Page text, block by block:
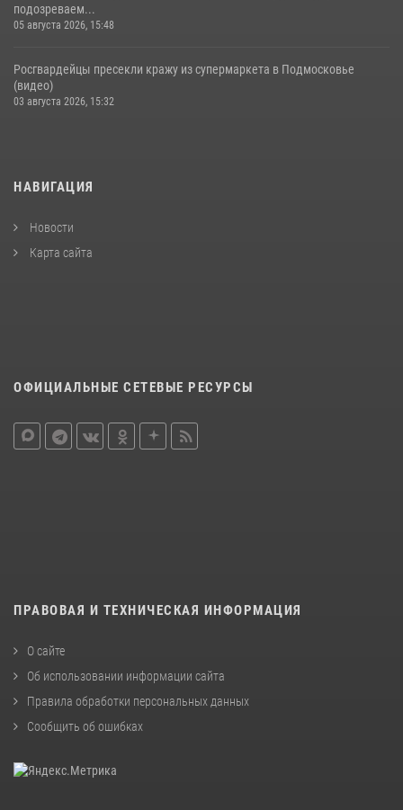
подозреваем...
05 августа 2026, 15:48
Росгвардейцы пресекли кражу из супермаркета в Подмосковье
(видео)
03 августа 2026, 15:32
НАВИГАЦИЯ
Новости
Карта сайта
ОФИЦИАЛЬНЫЕ СЕТЕВЫЕ РЕСУРСЫ
ПРАВОВАЯ И ТЕХНИЧЕСКАЯ ИНФОРМАЦИЯ
О сайте
Об использовании информации сайта
Правила обработки персональных данных
Сообщить об ошибках